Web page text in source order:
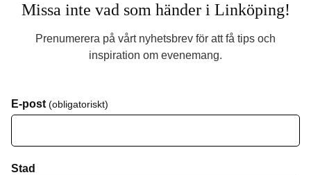
Missa inte vad som händer i Linköping!
Prenumerera på vårt nyhetsbrev för att få tips och
inspiration om evenemang.
E-post (obligatoriskt)
Stad